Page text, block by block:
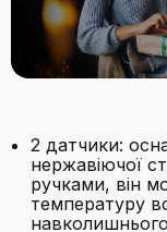
2 датчики:
нержавіючої
ручками, він
температуру